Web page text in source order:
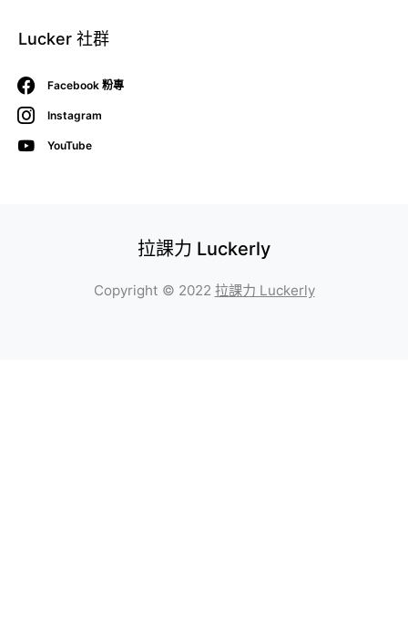
Lucker 社群
Facebook 粉專
Instagram
YouTube
拉課力 Luckerly
Copyright © 2022 拉課力 Luckerly